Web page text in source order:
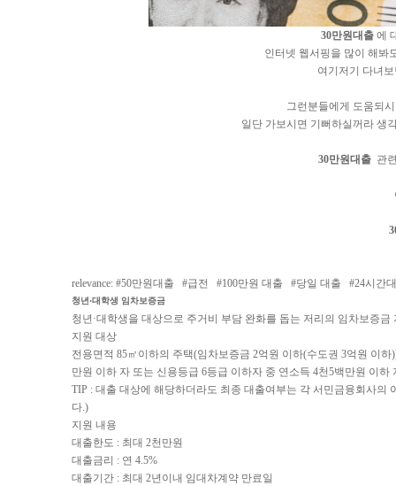
30만원대출 에
인터넷 웹서핑을 많이 해봐
여기저기 다녀
그런분들에게 도움되
일단 가보시면 기뻐하실꺼라 생
30만원대출 관
relevance: #50만원대출 #급전 #100만원 대출 #당일 대출 #24시간
청년·대학생 임차보증금
청년·대학생을 대상으로 주거비 부담 완화를 돕는 저리의 임차보증금
지원 대상
전용면적 85㎡이하의 주택(임차보증금 2억원 이하(수도권 3억원 이
만원 이하 자 또는 신용등급 6등급 이하자 중 연소득 4천5백만원 이하
TIP : 대출 대상에 해당하더라도 최종 대출여부는 각 서민금융회사
다.)
지원 내용
대출한도 : 최대 2천만원
대출금리 : 연 4.5%
대출기간 : 최대 2년이내 임대차계약 만료일